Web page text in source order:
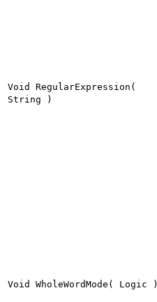
Void RegularExpression(
String )
Void WholeWordMode( Logic )